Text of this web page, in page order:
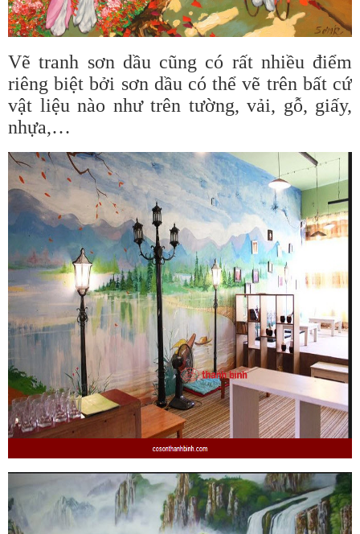
Vẽ tranh sơn dầu cũng có rất nhiều điểm
riêng biệt bởi sơn dầu có thể vẽ trên bất cứ
vật liệu nào như trên tường, vải, gỗ, giấy,
nhựa,…